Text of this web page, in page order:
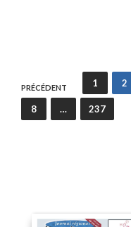
Pagination
des
publications
PRÉCÉDENT 1 2
8 … 237